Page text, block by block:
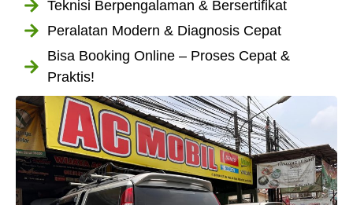
Teknisi Berpengalaman & Bersertifikat
Peralatan Modern & Diagnosis Cepat
Bisa Booking Online – Proses Cepat &
Praktis!